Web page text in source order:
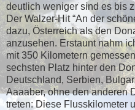
deutlich weniger sind es bis
Der Walzer-Hit “An der
dazu, Österreich als den
anzusehen. Erstaunt nahm
mit 350 Kilometern
sechsten Platz hinter den
Deutschland, Serbien,
Aaaaber, ohne den anderen
treten: Diese Flusskilometer